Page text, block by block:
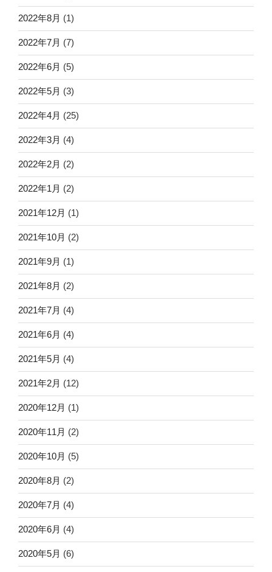
2022年8月 (1)
2022年7月 (7)
2022年6月 (5)
2022年5月 (3)
2022年4月 (25)
2022年3月 (4)
2022年2月 (2)
2022年1月 (2)
2021年12月 (1)
2021年10月 (2)
2021年9月 (1)
2021年8月 (2)
2021年7月 (4)
2021年6月 (4)
2021年5月 (4)
2021年2月 (12)
2020年12月 (1)
2020年11月 (2)
2020年10月 (5)
2020年8月 (2)
2020年7月 (4)
2020年6月 (4)
2020年5月 (6)